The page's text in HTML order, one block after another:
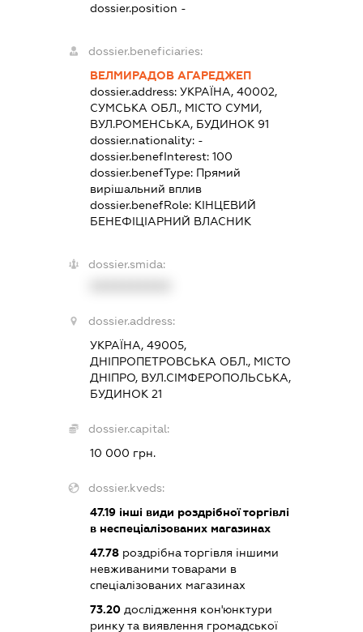
dossier.position -
dossier.beneficiaries:
ВЕЛМИРАДОВ АГАРЕДЖЕП
dossier.address: УКРАЇНА, 40002,
СУМСЬКА ОБЛ., МІСТО СУМИ,
ВУЛ.РОМЕНСЬКА, БУДИНОК 91
dossier.nationality: -
dossier.benefInterest: 100
dossier.benefType: Прямий
вирішальний вплив
dossier.benefRole: КІНЦЕВИЙ
БЕНЕФІЦІАРНИЙ ВЛАСНИК
dossier.smida:
dossier.address:
УКРАЇНА, 49005,
ДНІПРОПЕТРОВСЬКА ОБЛ., МІСТО
ДНІПРО, ВУЛ.СІМФЕРОПОЛЬСЬКА,
БУДИНОК 21
dossier.capital:
10 000 грн.
dossier.kveds:
47.19інші види роздрібної торгівлі
в неспеціалізованих магазинах
47.78роздрібна торгівля іншими
невживаними товарами в
спеціалізованих магазинах
73.20дослідження кон'юнктури
ринку та виявлення громадської